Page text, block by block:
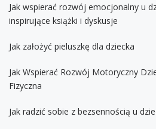
Jak wspierać rozwój emocjonalny u
inspirujące książki i dyskusje
Jak założyć pieluszkę dla dziecka
Jak Wspierać Rozwój Motoryczny
Fizyczna
Jak radzić sobie z bezsennością u